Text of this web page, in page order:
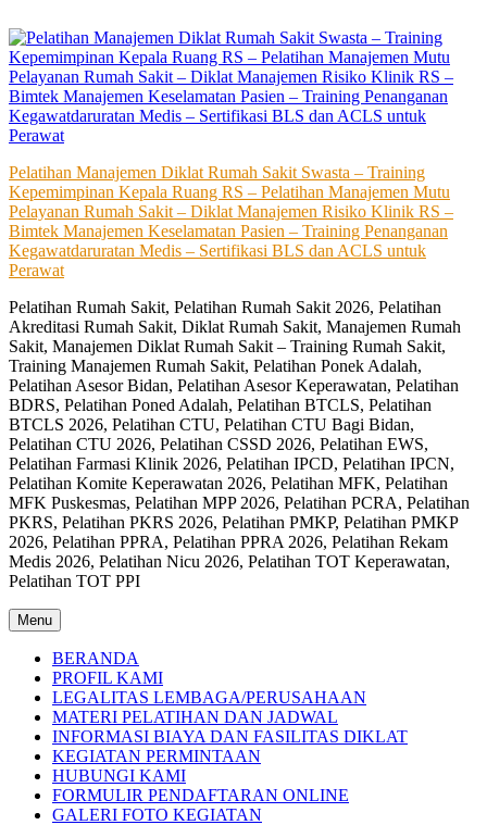
to
content
Pelatihan Manajemen Diklat Rumah Sakit Swasta – Training
Kepemimpinan Kepala Ruang RS – Pelatihan Manajemen Mutu
Pelayanan Rumah Sakit – Diklat Manajemen Risiko Klinik RS –
Bimtek Manajemen Keselamatan Pasien – Training Penanganan
Kegawatdaruratan Medis – Sertifikasi BLS dan ACLS untuk
Perawat
Pelatihan Rumah Sakit, Pelatihan Rumah Sakit 2026, Pelatihan
Akreditasi Rumah Sakit, Diklat Rumah Sakit, Manajemen Rumah
Sakit, Manajemen Diklat Rumah Sakit – Training Rumah Sakit,
Training Manajemen Rumah Sakit, Pelatihan Ponek Adalah,
Pelatihan Asesor Bidan, Pelatihan Asesor Keperawatan, Pelatihan
BDRS, Pelatihan Poned Adalah, Pelatihan BTCLS, Pelatihan
BTCLS 2026, Pelatihan CTU, Pelatihan CTU Bagi Bidan,
Pelatihan CTU 2026, Pelatihan CSSD 2026, Pelatihan EWS,
Pelatihan Farmasi Klinik 2026, Pelatihan IPCD, Pelatihan IPCN,
Pelatihan Komite Keperawatan 2026, Pelatihan MFK, Pelatihan
MFK Puskesmas, Pelatihan MPP 2026, Pelatihan PCRA, Pelatihan
PKRS, Pelatihan PKRS 2026, Pelatihan PMKP, Pelatihan PMKP
2026, Pelatihan PPRA, Pelatihan PPRA 2026, Pelatihan Rekam
Medis 2026, Pelatihan Nicu 2026, Pelatihan TOT Keperawatan,
Pelatihan TOT PPI
Menu
BERANDA
PROFIL KAMI
LEGALITAS LEMBAGA/PERUSAHAAN
MATERI PELATIHAN DAN JADWAL
INFORMASI BIAYA DAN FASILITAS DIKLAT
KEGIATAN PERMINTAAN
HUBUNGI KAMI
FORMULIR PENDAFTARAN ONLINE
GALERI FOTO KEGIATAN